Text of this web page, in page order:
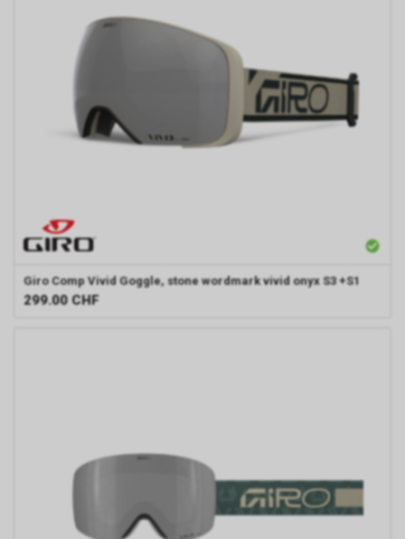
Giro Comp Vivid Goggle, stone wordmark vivid onyx S3 +S1
299.00 CHF